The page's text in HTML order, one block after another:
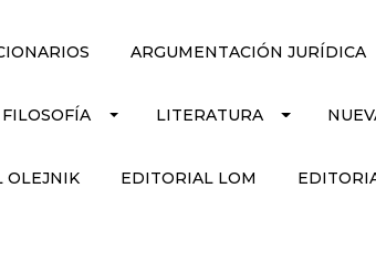
ARGUMENTACIÓN JURÍDICA
FILOSOFÍA LITERATURA
OLEJNIK EDITORIAL LOM